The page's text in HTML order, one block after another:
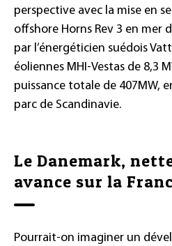
perspective avec la mise en
offshore Horns Rev 3 en mer
par l’énergéticien suédois
éoliennes MHI-Vestas de 8,3
puissance totale de 407MW,
parc de Scandinavie.
Le Danemark,
avance sur la
Pourrait-on imaginer un